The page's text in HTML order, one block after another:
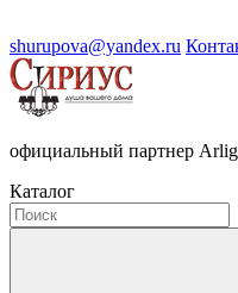
shurupova@yandex.ru
официальный партнер
Каталог